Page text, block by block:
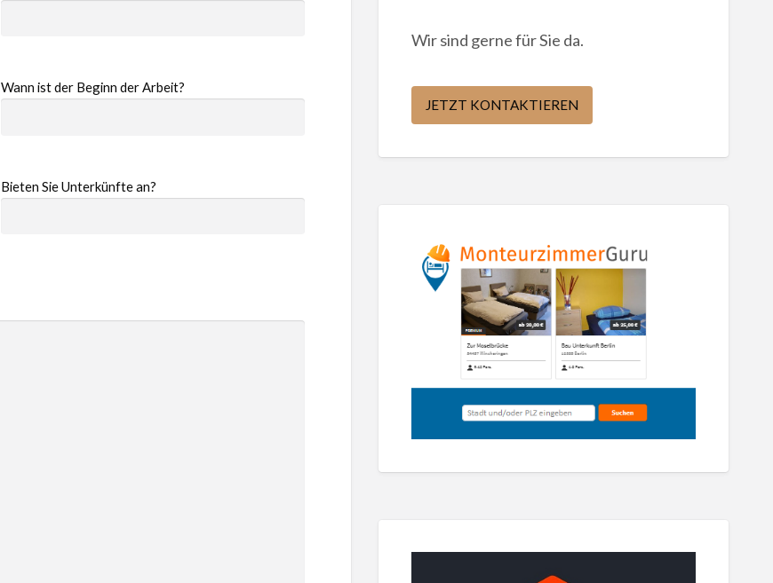
Wann ist der Beginn der Arbeit?
Bieten Sie Unterkünfte an?
Wir sind gerne für Sie da.
JETZT KONTAKTIEREN